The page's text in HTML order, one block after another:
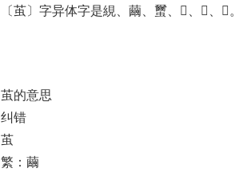
〔茧〕字异体字是絸、繭、蠒、𥭥、𦇂、𧅇。
茧的意思
纠错
茧
繁：繭